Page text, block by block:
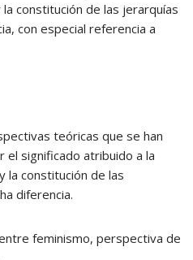
constitución de las jerarquías
con especial referencia a
teóricas que se han
significado atribuido a la
la constitución de las
diferencia.
feminismo, perspectiva de